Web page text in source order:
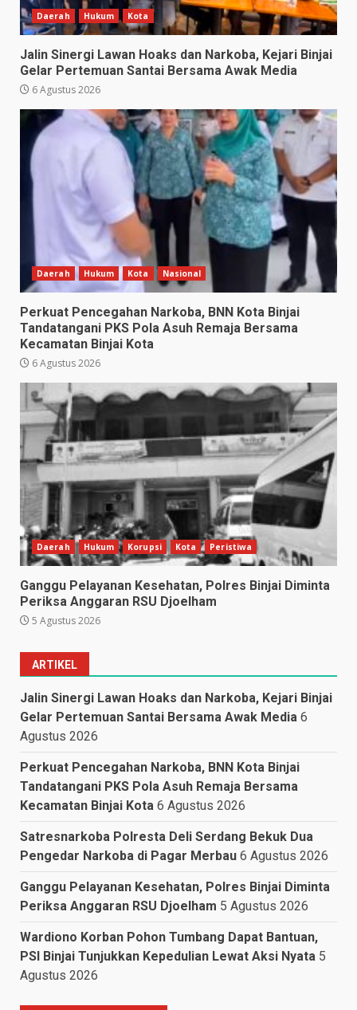
Daerah Hukum Kota
Jalin Sinergi Lawan Hoaks dan Narkoba, Kejari Binjai
Gelar Pertemuan Santai Bersama Awak Media
6 Agustus 2026
Daerah Hukum Kota Nasional
Perkuat Pencegahan Narkoba, BNN Kota Binjai
Tandatangani PKS Pola Asuh Remaja Bersama
Kecamatan Binjai Kota
6 Agustus 2026
Daerah Hukum Korupsi Kota Peristiwa
Ganggu Pelayanan Kesehatan, Polres Binjai Diminta
Periksa Anggaran RSU Djoelham
5 Agustus 2026
ARTIKEL
Jalin Sinergi Lawan Hoaks dan Narkoba, Kejari Binjai
Gelar Pertemuan Santai Bersama Awak Media 6
Agustus 2026
Perkuat Pencegahan Narkoba, BNN Kota Binjai
Tandatangani PKS Pola Asuh Remaja Bersama
Kecamatan Binjai Kota 6 Agustus 2026
Satresnarkoba Polresta Deli Serdang Bekuk Dua
Pengedar Narkoba di Pagar Merbau 6 Agustus 2026
Ganggu Pelayanan Kesehatan, Polres Binjai Diminta
Periksa Anggaran RSU Djoelham 5 Agustus 2026
Wardiono Korban Pohon Tumbang Dapat Bantuan,
PSI Binjai Tunjukkan Kepedulian Lewat Aksi Nyata 5
Agustus 2026